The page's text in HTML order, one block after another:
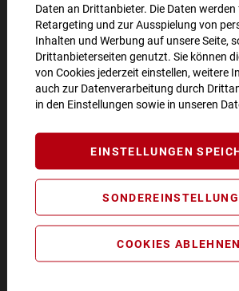
Daten an Drittanbieter. Die Daten
Retargeting und zur Ausspielung von
Inhalten und Werbung auf unsere Seite,
Drittanbieterseiten genutzt. Sie können
von Cookies jederzeit einstellen, weitere
auch zur Datenverarbeitung durch
in den Einstellungen sowie in unseren
EINSTELLUNGEN
COOKIES ABLEHNEN
10€ GUTSCHEIN
ANMELDEN
**Angebot gültig ab einem
Abmeldung jederzeit
SO ERREICHEN SIE
BIKEZEIT
Pommernstr. 4
93073 Neutraubling
Service-Hotline:09401 -